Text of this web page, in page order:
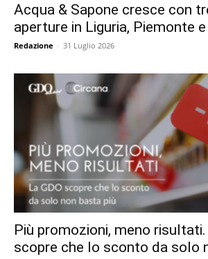
Acqua & Sapone cresce con
aperture in Liguria, Piemonte
Redazione - 31 Luglio 2026
Più promozioni, meno risultati.
scopre che lo sconto da solo